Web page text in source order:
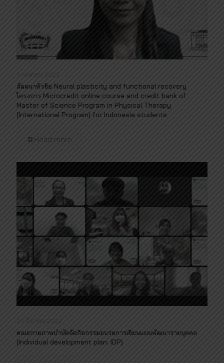
9 เมษายน 2022
สัมมนาหัวข้อ Neural plasticity and functional recovery
โครงการ Microcredit online course and credit bank of
Master of Science Program in Physical Therapy
(International Program) for Indonesia students
Read more
25 มีนาคม 2022
คณะกายภาพบำบัดจัดกิจกรรมอบรมการเขียนแผนพัฒนารายบุคคล
(Individual development plan: IDP)